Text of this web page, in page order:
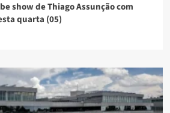
show de Thiago Assunção com
quarta (05)